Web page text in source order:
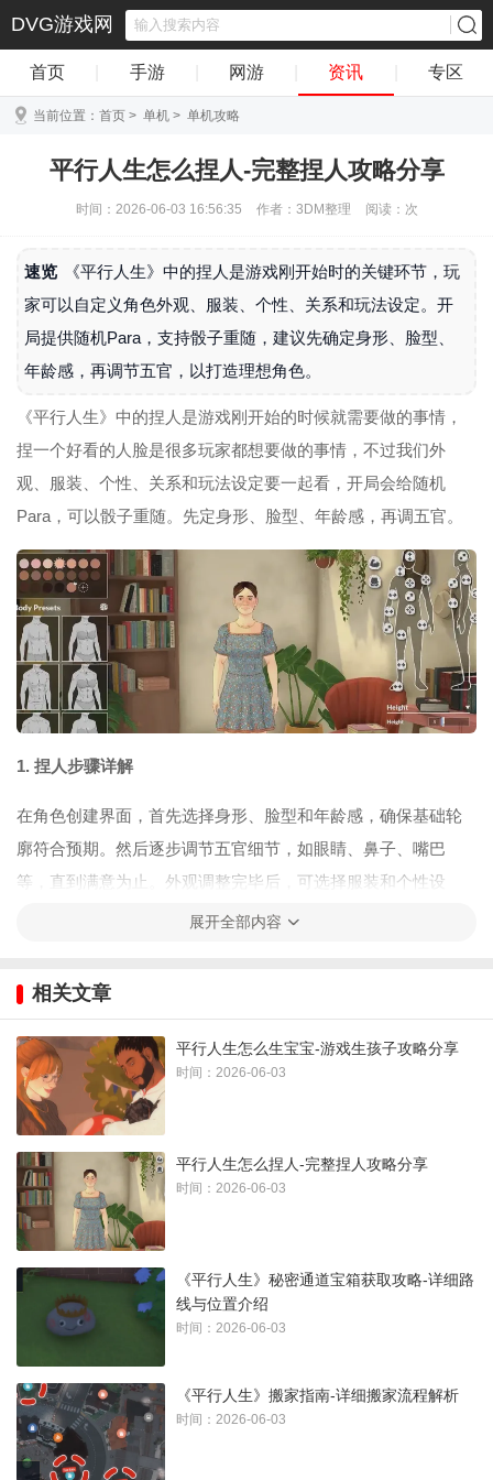
DVG游戏网
首页 手游 网游 资讯 专区
当前位置： 首页 > 单机 > 单机攻略
平行人生怎么捏人-完整捏人攻略分享
时间：2026-06-03 16:56:35 作者：3DM整理 阅读： 次
速览
《平行人生》中的捏人是游戏刚开始时的关键环节，玩
家可以自定义角色外观、服装、个性、关系和玩法设定。开
局提供随机Para，支持骰子重随，建议先确定身形、脸型、
年龄感，再调节五官，以打造理想角色。
《平行人生》中的捏人是游戏刚开始的时候就需要做的事情，
捏一个好看的人脸是很多玩家都想要做的事情，不过我们外
观、服装、个性、关系和玩法设定要一起看，开局会给随机
Para，可以骰子重随。先定身形、脸型、年龄感，再调五官。
1. 捏人步骤详解
在角色创建界面，首先选择身形、脸型和年龄感，确保基础轮
廓符合预期。然后逐步调节五官细节，如眼睛、鼻子、嘴巴
等，直到满意为止。外观调整完毕后，可选择服装和个性设
定，丰富角色特色。建议多尝试不同组合，找到最适合自己风
2. 相关视频教程
3. 其他注意事项
角色捏人过程中，可以利用骰子重随功能，快速生成不同面貌
的角色，找到满意的外观后再进行微调。外观、服装、个性和
进行合理搭配。
本文内容来源于互联网，如有侵权请联系删除。
展开全部内容
相关文章
平行人生怎么生宝宝-游戏生孩子攻略分享
时间：2026-06-03
平行人生怎么捏人-完整捏人攻略分享
时间：2026-06-03
《平行人生》秘密通道宝箱获取攻略-详细路
线与位置介绍
时间：2026-06-03
《平行人生》搬家指南-详细搬家流程解析
时间：2026-06-03